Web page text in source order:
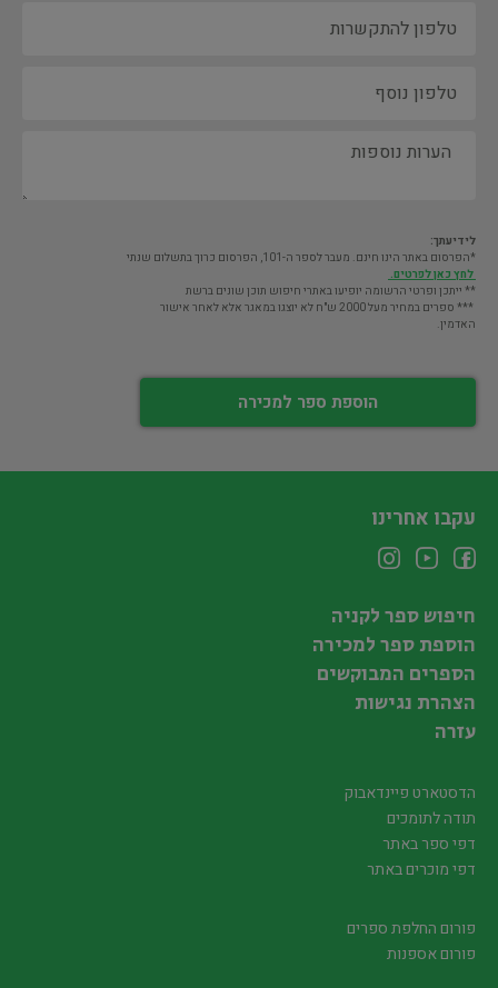
לידיעתך:
*הפרסום באתר הינו חינם. מעבר לספר ה-101, הפרסום כרוך בתשלום שנתי
לחץ כאן לפרטים.
** ייתכן ופרטי הרשומה יופיעו באתרי חיפוש תוכן שונים ברשת
*** ספרים במחיר מעל 2000 ש"ח לא יוצגו במאגר אלא לאחר אישור
האדמין.
הוספת ספר למכירה
עקבו אחרינו
חיפוש ספר לקניה
הוספת ספר למכירה
הספרים המבוקשים
הצהרת נגישות
עזרה
הדסטארט פיינדאבוק
תודה לתומכים
דפי ספר באתר
דפי מוכרים באתר
פורום החלפת ספרים
פורום אספנות